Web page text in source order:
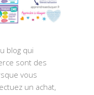
blog qui
sont des
vous
un achat,